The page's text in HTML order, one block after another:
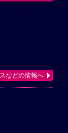
などの情報へ